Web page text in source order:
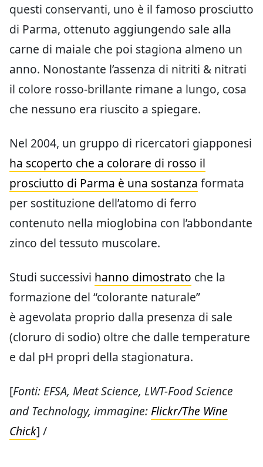
questi conservanti, uno è il famoso prosciutto
di Parma, ottenuto aggiungendo sale alla
carne di maiale che poi stagiona almeno un
anno. Nonostante l’assenza di nitriti & nitrati
il colore rosso-brillante rimane a lungo, cosa
che nessuno era riuscito a spiegare.
Nel 2004, un gruppo di ricercatori giapponesi
ha scoperto che a colorare di rosso il
prosciutto di Parma è una sostanza formata
per sostituzione dell’atomo di ferro
contenuto nella mioglobina con l’abbondante
zinco del tessuto muscolare.
Studi successivi hanno dimostrato che la
formazione del “colorante naturale”
è agevolata proprio dalla presenza di sale
(cloruro di sodio) oltre che dalle temperature
e dal pH propri della stagionatura.
[Fonti: EFSA, Meat Science, LWT-Food Science
and Technology, immagine:Flickr/The Wine
Chick] /